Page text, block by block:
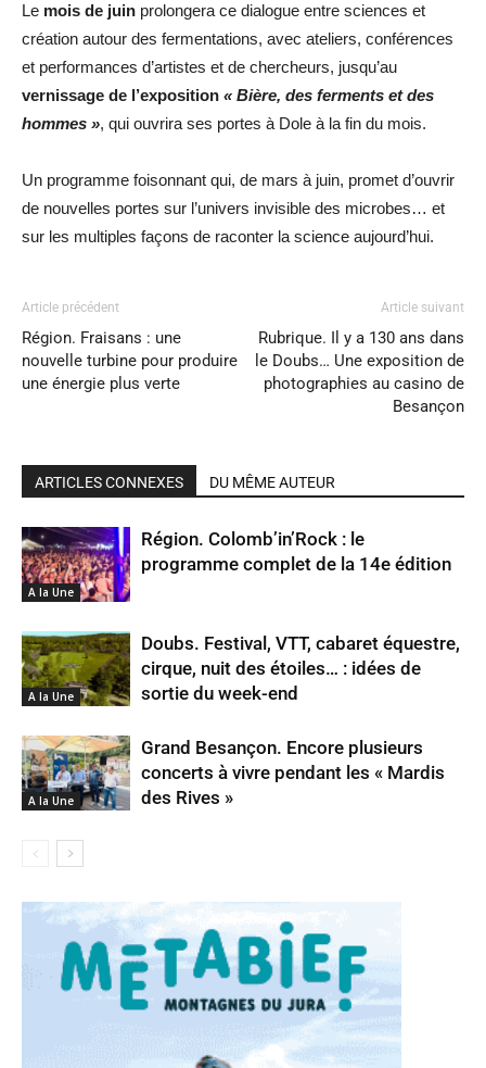
Le mois de juin prolongera ce dialogue entre sciences et
création autour des fermentations, avec ateliers, conférences
et performances d’artistes et de chercheurs, jusqu’au
vernissage de l’exposition « Bière, des ferments et des
hommes », qui ouvrira ses portes à Dole à la fin du mois.
Un programme foisonnant qui, de mars à juin, promet d’ouvrir
de nouvelles portes sur l’univers invisible des microbes… et
sur les multiples façons de raconter la science aujourd’hui.
Article précédent
Région. Fraisans : une
nouvelle turbine pour produire
une énergie plus verte
Article suivant
Rubrique. Il y a 130 ans dans
le Doubs… Une exposition de
photographies au casino de
Besançon
ARTICLES CONNEXES DU MÊME AUTEUR
A la Une
Région. Colomb’in’Rock : le
programme complet de la 14e édition
A la Une
Doubs. Festival, VTT, cabaret équestre,
cirque, nuit des étoiles… : idées de
sortie du week-end
A la Une
Grand Besançon. Encore plusieurs
concerts à vivre pendant les « Mardis
des Rives »